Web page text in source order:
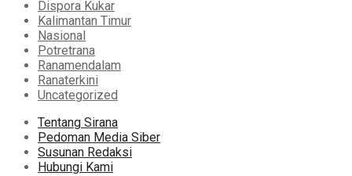
Dispora Kukar
Kalimantan Timur
Nasional
Potretrana
Ranamendalam
Ranaterkini
Uncategorized
Tentang Sirana
Pedoman Media Siber
Susunan Redaksi
Hubungi Kami